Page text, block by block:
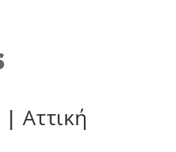
Αττική